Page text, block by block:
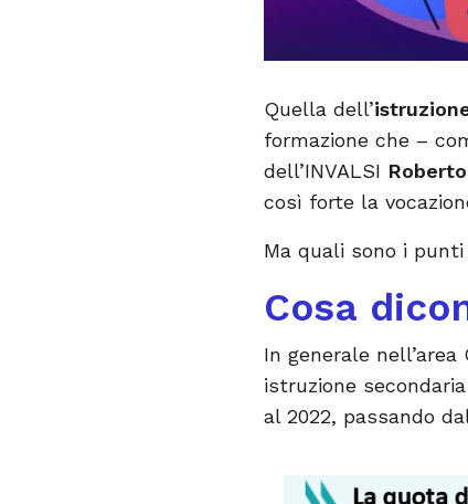
Quella dell’
formazione che –
dell’INVALSI
così forte la
Ma quali sono i
Cosa
In generale
istruzione
al 2022, passando